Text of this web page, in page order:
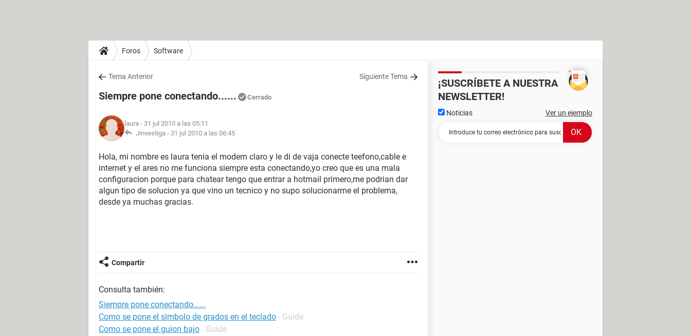
Foros Software
Tema Anterior Siguiente Tema
Siempre pone conectando...... Cerrado
laura - 31 jul 2010 a las 05:11
Jinvestiga - 31 jul 2010 a las 06:45
Hola, mi nombre es laura tenia el modem claro y le di de vaja conecte teefono,cable e
internet y el ares no me funciona siempre esta conectando,yo creo que es una mala
configuracion porque para chatear tengo que entrar a hotmail primero,me podrian dar
algun tipo de solucion ya que vino un tecnico y no supo solucionarme el problema,
desde ya muchas gracias.
Compartir
Consulta también:
Siempre pone conectando......
Como se pone el simbolo de grados en el teclado - Guide
Como se pone el guion bajo - Guide
¡SUSCRÍBETE A NUESTRA
NEWSLETTER!
Noticias Ver un ejemplo